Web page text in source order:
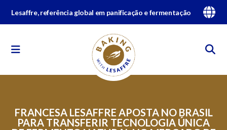
Lesaffre, referência global em panificação e fermentação
FRANCESA LESAFFRE APOSTA NO BRASIL
PARA TRANSFERIR TECNOLOGIA ÚNICA